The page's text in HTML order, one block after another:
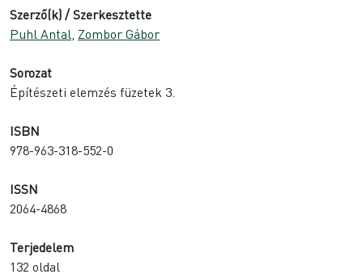
Szerző(k) / Szerkesztette
Puhl Antal Zombor Gábor
Sorozat
Építészeti elemzés füzetek 3.
ISBN
978-963-318-552-0
ISSN
2064-4868
Terjedelem
132 oldal